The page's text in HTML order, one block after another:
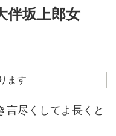
伴坂上郎女
ます
言尽くしてよ長くと